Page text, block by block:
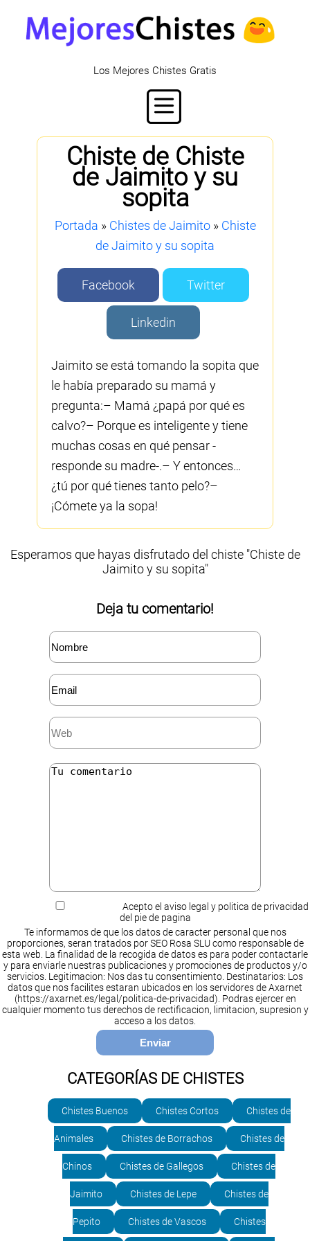
Los Mejores Chistes Gratis
Chiste de Chiste
de Jaimito y su
sopita
Portada » Chistes de Jaimito» Chiste
de Jaimito y su sopita
Facebook Twitter
Linkedin
Jaimito se está tomando la sopita que
le había preparado su mamá y
pregunta:– Mamá ¿papá por qué es
calvo?– Porque es inteligente y tiene
muchas cosas en qué pensar -
responde su madre-.– Y entonces…
¿tú por qué tienes tanto pelo?–
¡Cómete ya la sopa!
Esperamos que hayas disfrutado del chiste "Chiste de
Jaimito y su sopita"
Deja tu comentario!
Acepto el aviso legal y politica de privacidad
del pie de pagina
Te informamos de que los datos de caracter personal que nos
proporciones, seran tratados por SEO Rosa SLU como responsable de
esta web. La finalidad de la recogida de datos es para poder contactarle
y para enviarle nuestras publicaciones y promociones de productos y/o
servicios. Legitimacion: Nos das tu consentimiento. Destinatarios: Los
datos que nos facilites estaran ubicados en los servidores de Axarnet
(https://axarnet.es/legal/politica-de-privacidad). Podras ejercer en
cualquier momento tus derechos de rectificacion, limitacion, supresion y
acceso a los datos.
CATEGORÍAS DE CHISTES
Chistes Buenos Chistes Cortos Chistes de
Animales Chistes de Borrachos Chistes de
Chinos Chistes de Gallegos Chistes de
Jaimito Chistes de Lepe Chistes de
Pepito Chistes de Vascos Chistes